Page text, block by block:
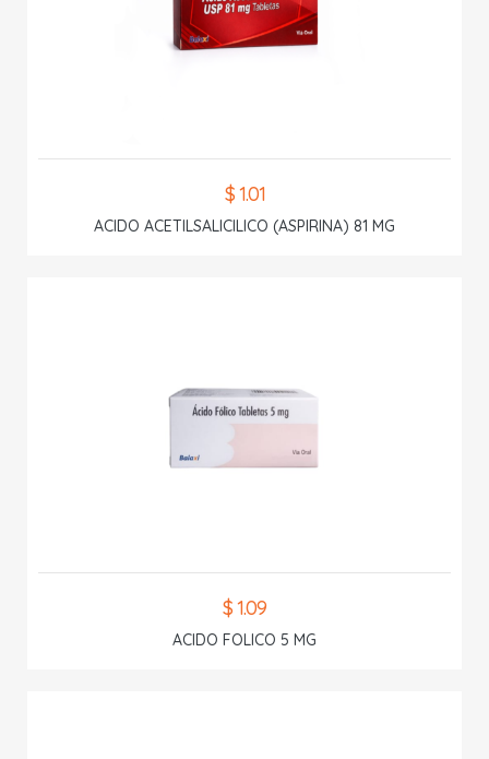
$ 1.01
ACIDO ACETILSALICILICO (ASPIRINA) 81 MG
$ 1.09
ACIDO FOLICO 5 MG